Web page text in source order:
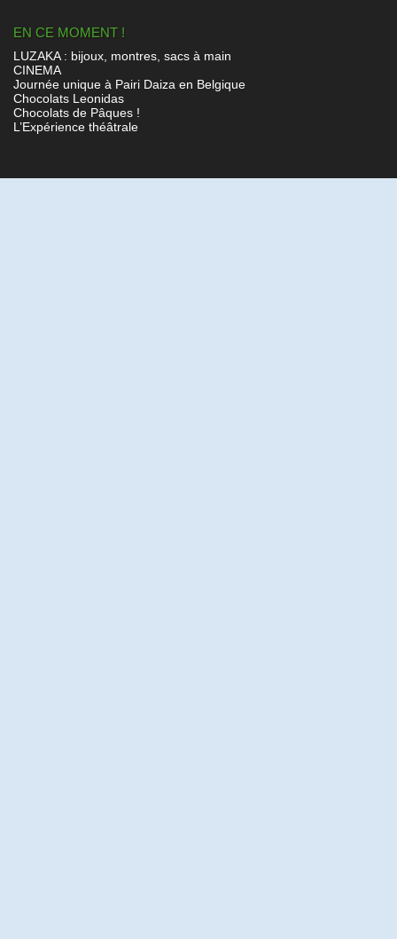
EN CE MOMENT !
LUZAKA : bijoux, montres, sacs à main
CINEMA
Journée unique à Pairi Daiza en Belgique
Chocolats Leonidas
Chocolats de Pâques !
L’Expérience théâtrale